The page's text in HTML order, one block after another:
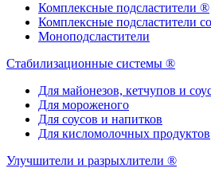
Комплексные подсластители ®
Комплексные подсластители
Моноподсластители
Стабилизационные системы ®
Для майонезов, кетчупов и
Для мороженого
Для соусов и напитков
Для кисломолочных продуктов
Улучшители и разрыхлители ®